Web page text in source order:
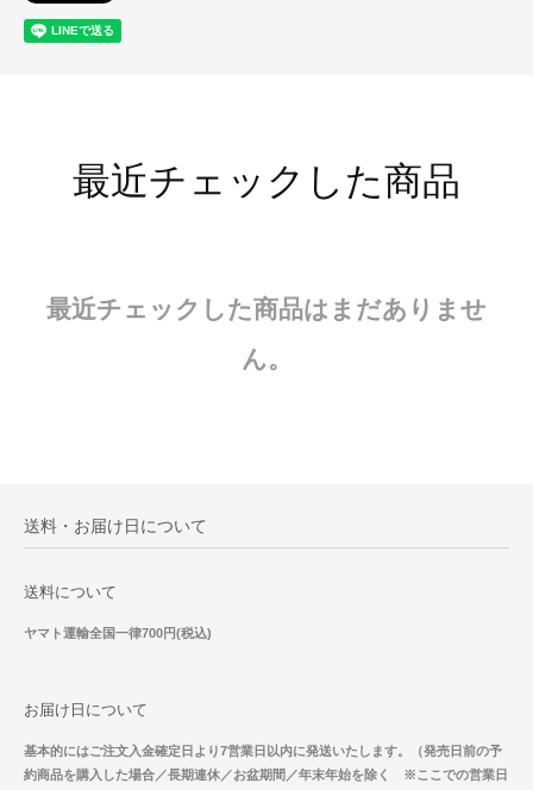
最近チェックした商品
最近チェックした商品はまだありませ
ん。
送料・お届け日について
送料について
ヤマト運輸全国一律700円(税込)
お届け日について
基本的にはご注文入金確定日より7営業日以内に発送いたします。（発売日前の予
約商品を購入した場合／長期連休／お盆期間／年末年始を除く ※ここでの営業日